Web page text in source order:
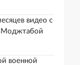
видео с
Моджтабой
военной